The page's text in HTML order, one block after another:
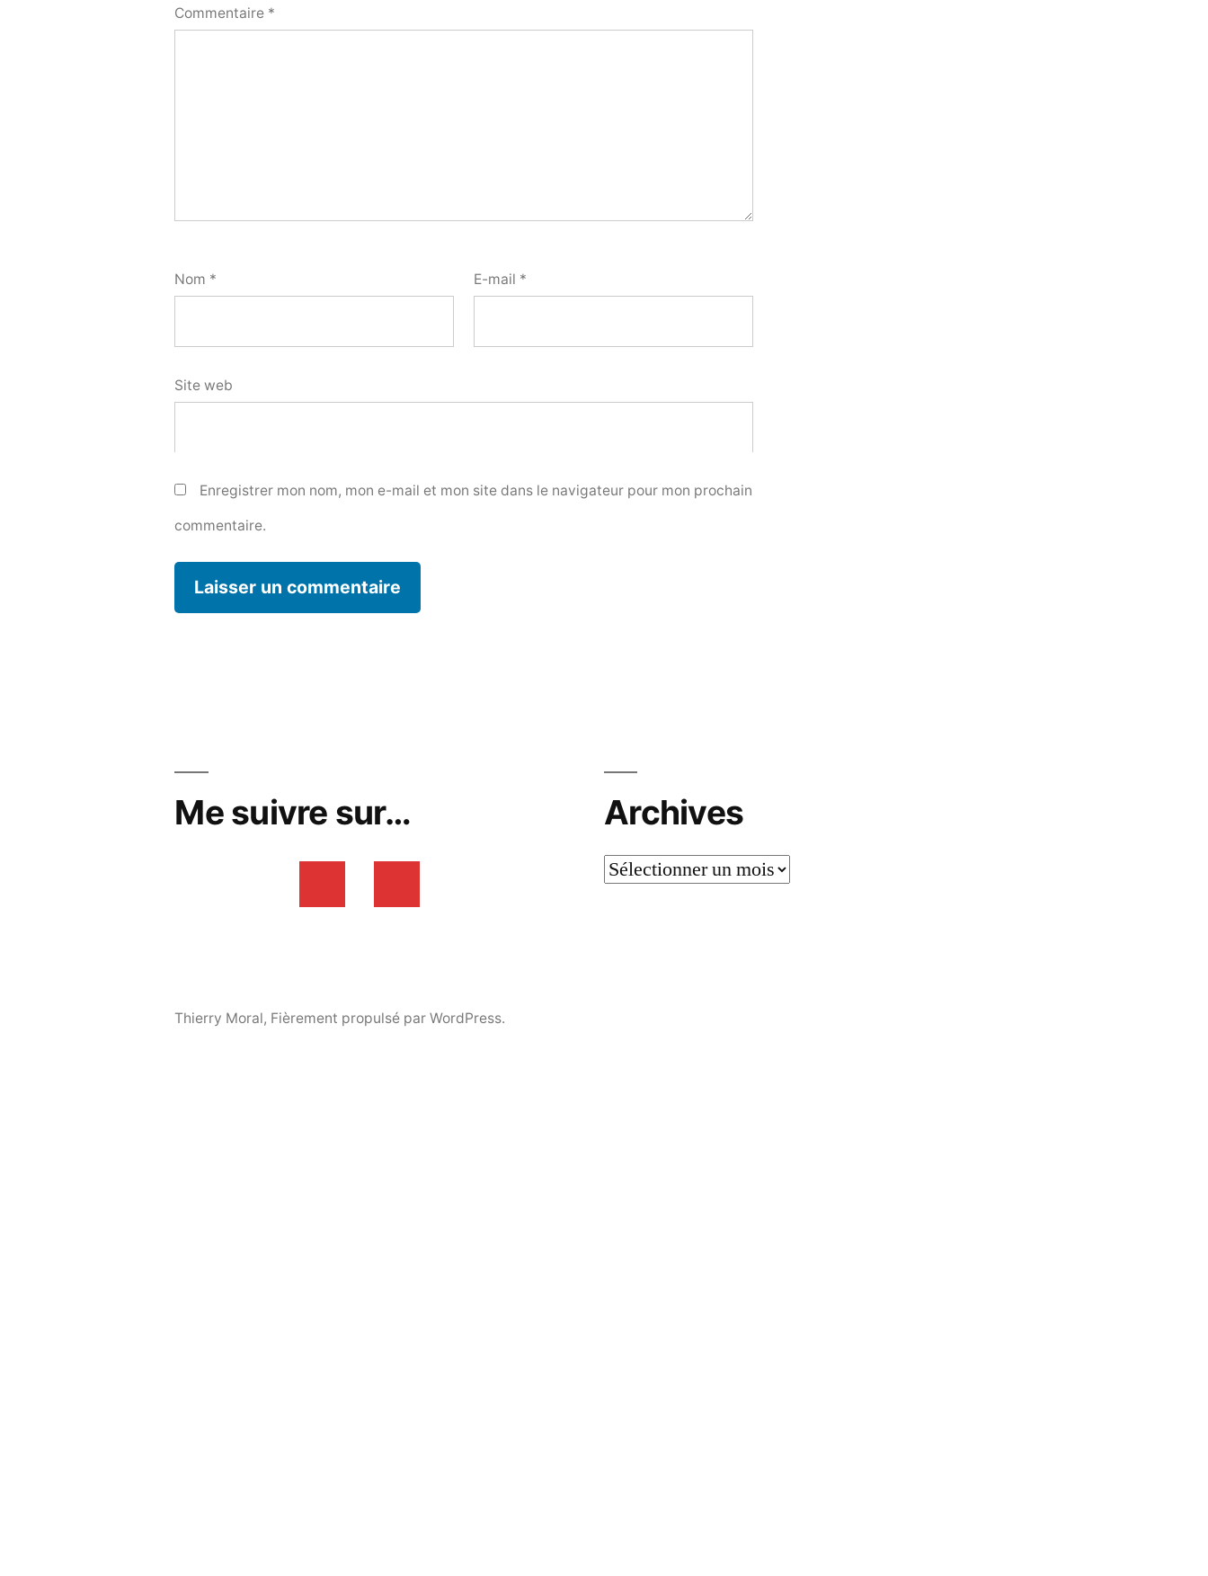
Commentaire *
Nom * E-mail *
Site web
Enregistrer mon nom, mon e-mail et mon site dans le navigateur pour mon prochain
commentaire.
Me suivre sur… Archives
Thierry Moral, Fièrement propulsé par WordPress.